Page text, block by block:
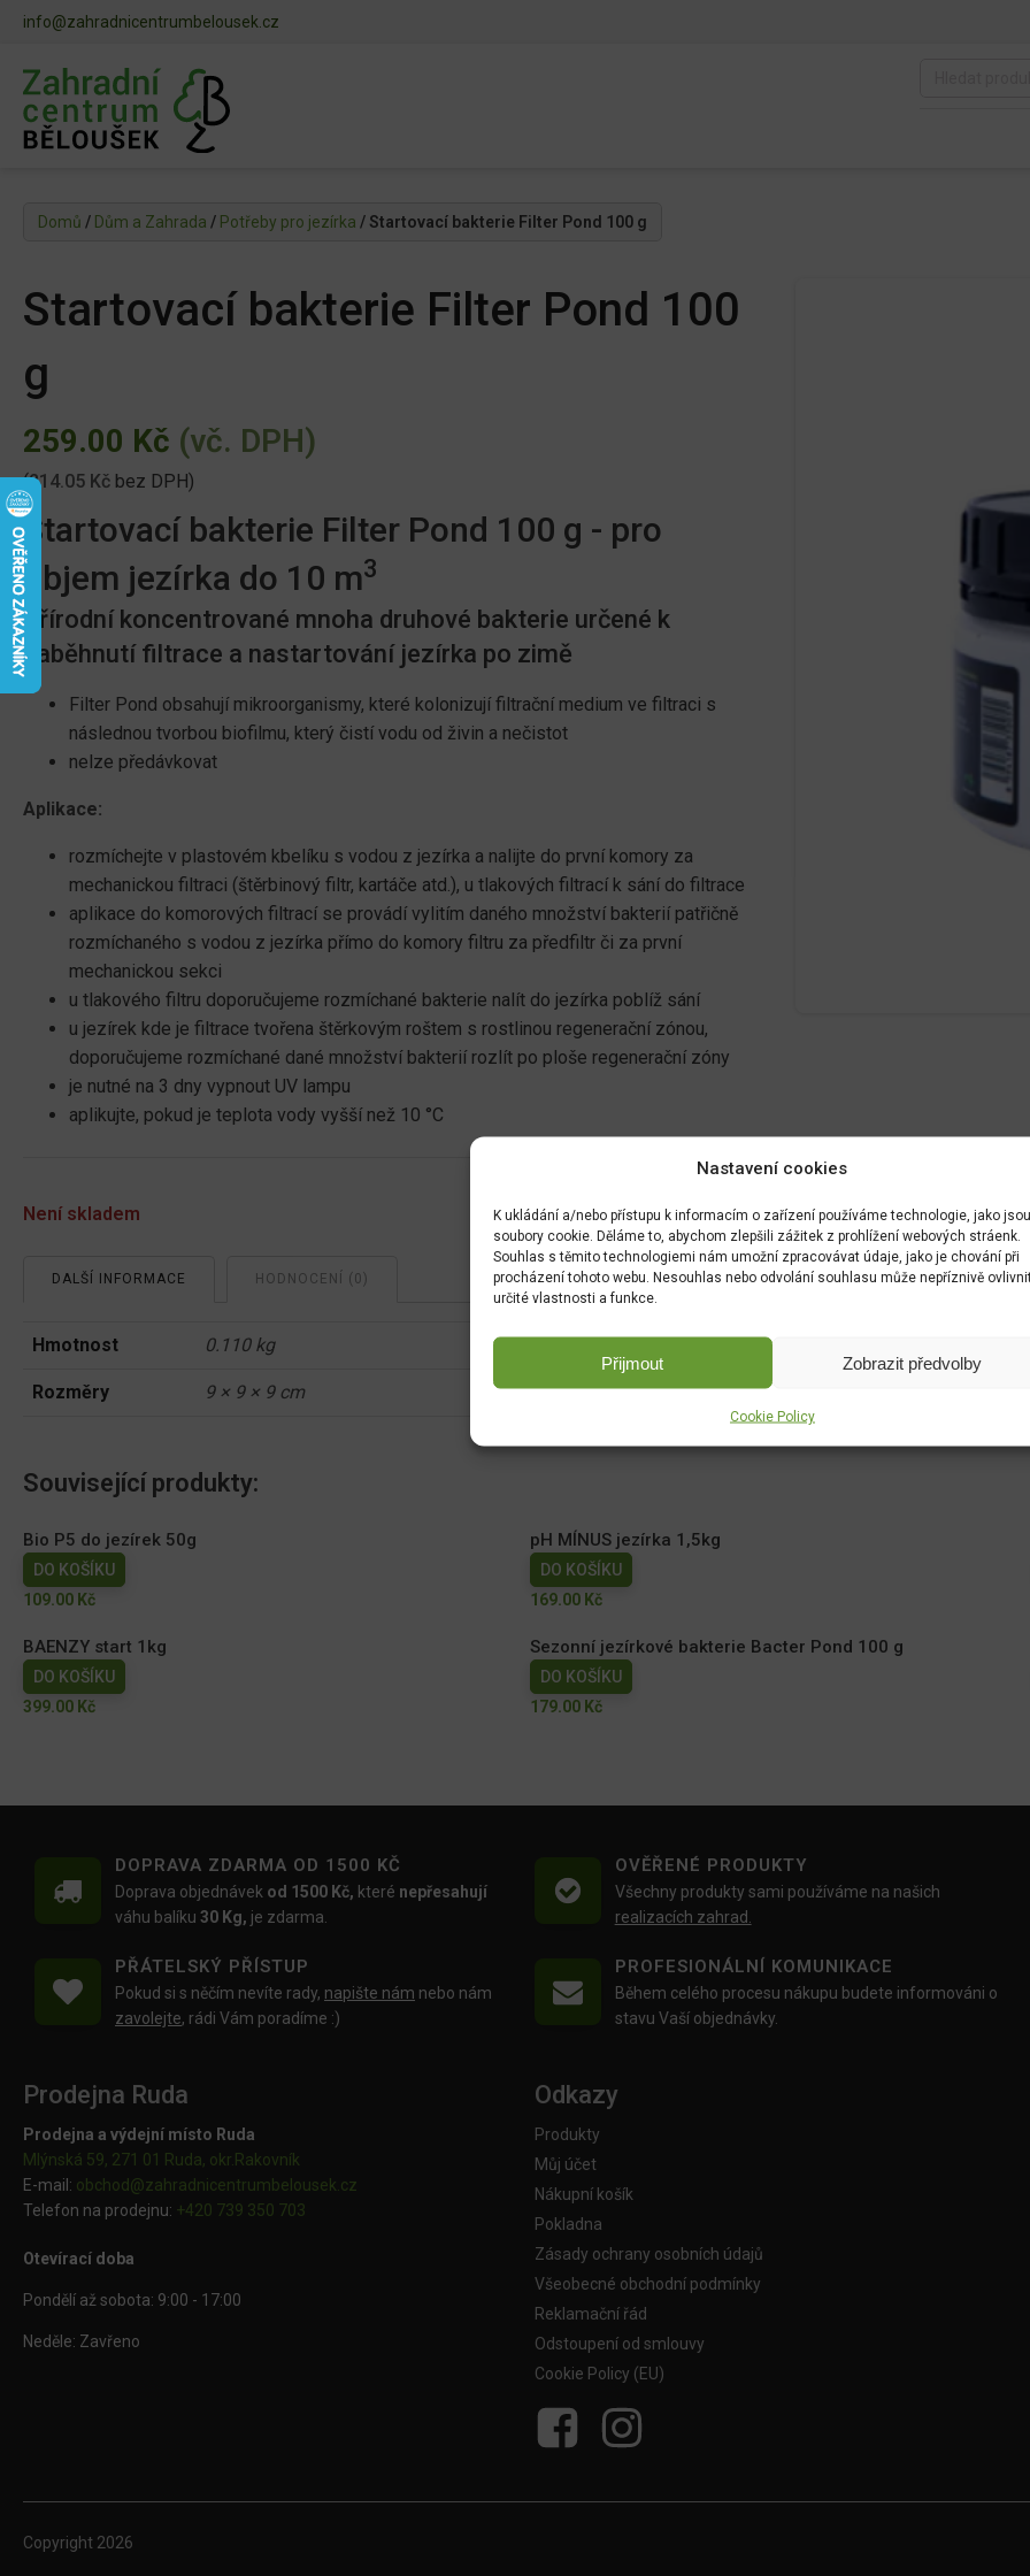
Nastavení cookies
K ukládání a/nebo přístupu k informacím o zařízení používáme technologie, jako jsou
soubory cookie. Děláme to, abychom zlepšili zážitek z prohlížení webových stráenk.
Souhlas s těmito technologiemi nám umožní zpracovávat údaje, jako je chování při
procházení tohoto webu. Nesouhlas nebo odvolání souhlasu může nepříznivě
určité vlastnosti a funkce.
Přijmout Zobrazit předvolby
Cookie Policy
info@zahradnicentrumbelousek.cz
Domů / Dům a Zahrada / Potřeby pro jezírka / Startovací bakterie Filter Pond 100 g
Startovací bakterie Filter Pond 100
g
259.00 Kč (vč. DPH)
(214.05 Kč bez DPH)
Startovací bakterie Filter Pond 100 g - pro
objem jezírka do 10 m3
Přírodní koncentrované mnoha druhové bakterie určené k
naběhnutí filtrace a nastartování jezírka po zimě
Filter Pond obsahují mikroorganismy, které kolonizují filtrační medium ve filtraci s
následnou tvorbou biofilmu, který čistí vodu od živin a nečistot
nelze předávkovat
Aplikace:
rozmíchejte v plastovém kbelíku s vodou z jezírka a nalijte do první komory za
mechanickou filtraci (štěrbinový filtr, kartáče atd.), u tlakových filtrací k sání do filtrace
aplikace do komorových filtrací se provádí vylitím daného množství bakterií patřičně
rozmíchaného s vodou z jezírka přímo do komory filtru za předfiltr či za první
mechanickou sekci
u tlakového filtru doporučujeme rozmíchané bakterie nalít do jezírka poblíž sání
u jezírek kde je filtrace tvořena štěrkovým roštem s rostlinou regenerační zónou,
doporučujeme rozmíchané dané množství bakterií rozlít po ploše regenerační zóny
je nutné na 3 dny vypnout UV lampu
aplikujte, pokud je teplota vody vyšší než 10 °C
Není skladem
DALŠÍ INFORMACE HODNOCENÍ (0)
Hmotnost 0.110 kg
Rozměry 9 × 9 × 9 cm
Související produkty:
Bio P5 do jezírek 50g
DO KOŠÍKU
109.00 Kč
pH MÍNUS jezírka 1,5kg
DO KOŠÍKU
169.00 Kč
BAENZY start 1kg
DO KOŠÍKU
399.00 Kč
Sezonní jezírkové bakterie Bacter Pond 100 g
DO KOŠÍKU
179.00 Kč
DOPRAVA ZDARMA OD 1500 KČ
Doprava objednávek od 1500 Kč, které nepřesahují
váhu balíku30 Kg, je zdarma.
OVĚŘENÉ PRODUKTY
Všechny produkty sami používáme na našich
realizacích zahrad.
PŘÁTELSKÝ PŘÍSTUP
Pokud si s něčím nevíte rady, napište nám nebo nám
zavolejte, rádi Vám poradíme :)
PROFESIONÁLNÍ KOMUNIKACE
Během celého procesu nákupu budete informováni o
stavu Vaší objednávky.
Prodejna Ruda
Prodejna a výdejní místo Ruda
Mlýnská 59, 271 01 Ruda, okr.Rakovník
E-mail: obchod@zahradnicentrumbelousek.cz
Telefon na prodejnu: +420 739 350 703
Otevírací doba
Pondělí až sobota: 9:00 - 17:00
Neděle: Zavřeno
Odkazy
Produkty
Můj účet
Nákupní košík
Pokladna
Zásady ochrany osobních údajů
Všeobecné obchodní podmínky
Reklamační řád
Odstoupení od smlouvy
Cookie Policy (EU)
Copyright 2026